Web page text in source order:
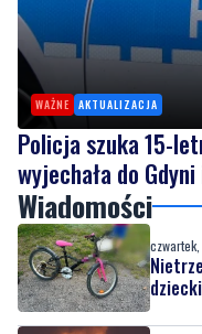
WAŻNE AKTUALIZACJA
Policja szuka 15-
wyjechała do
Wiadomości